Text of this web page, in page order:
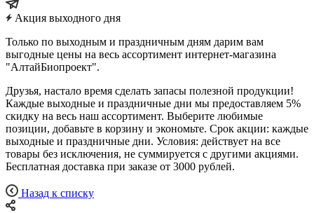
Акция выходного дня
Только по выходным и праздничным дням дарим вам
выгодные цены на весь ассортимент интернет-магазина
"АлтайБиопроект".
Друзья, настало время сделать запасы полезной продукции!
Каждые выходные и праздничные дни мы предоставляем 5%
скидку на весь наш ассортимент. Выберите любимые
позиции, добавьте в корзину и экономьте. Срок акции: каждые
выходные и праздничные дни. Условия: действует на все
товары без исключения, не суммируется с другими акциями.
Бесплатная доставка при заказе от 3000 рублей.
Назад к списку